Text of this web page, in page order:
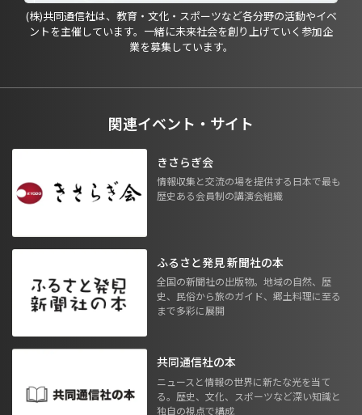
(株)共同通信社は、教育・文化・スポーツなど各分野の活動やイベ
ントを主催しています。一緒に未来社会を創り上げていく参加企
業を募集しています。
関連イベント・サイト
きさらぎ会
情報収集と交流の場を提供する日本で最も
歴史ある会員制の講演会組織
ふるさと発見 新聞社の本
全国の新聞社の出版物。地域の自然、歴
史、民俗から旅のガイド、郷土料理に至る
まで多彩に展開
共同通信社の本
ニュースと情報の世界に新たな光を当て
る。歴史、文化、スポーツなど深い知識と
独自の視点で構成